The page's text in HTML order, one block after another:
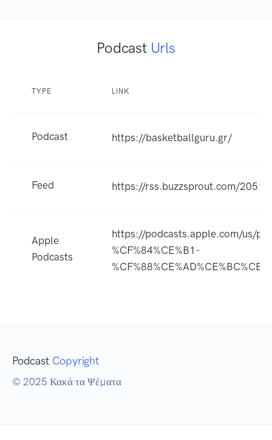
Podcast Urls
TYPE LINK
Podcast https://basketballguru.gr/
Feed https://rss.buzzsprout.com/
Apple
Podcasts
https://podcasts.apple.com/us/
%CF%84%CE%B1-
Podcast Copyright
© 2025 Κακά τα Ψέματα